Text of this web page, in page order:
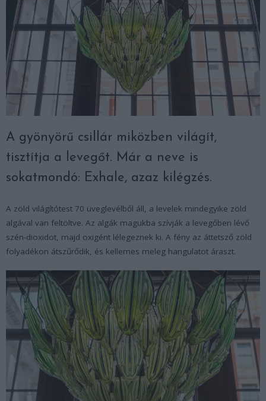
A gyönyörű csillár miközben világít,
tisztítja a levegőt. Már a neve is
sokatmondó: Exhale, azaz kilégzés.
A zöld világítótest 70 üveglevélből áll, a levelek mindegyike zöld
algával van feltöltve. Az algák magukba szívják a levegőben lévő
szén-dioxidot, majd oxigént lélegeznek ki. A fény az áttetsző zöld
folyadékon átszűrődik, és kellemes meleg hangulatot áraszt.